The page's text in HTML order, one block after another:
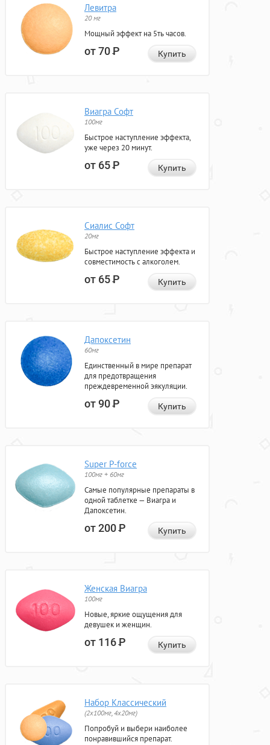
Левитра
20 мг
Мощный эффект на 5ть часов.
от 70Р Купить
Виагра Софт
100мг
Быстрое наступление эффекта,
уже через 20 минут.
от 65Р Купить
Сиалис Софт
20мг
Быстрое наступление эффекта и
совместимость с алкоголем.
от 65Р Купить
Дапоксетин
60мг
Единственный в мире препарат
для предотвращения
преждевременной эякуляции.
от 90Р Купить
Super P-force
100мг + 60мг
Самые популярные препараты в
одной таблетке — Виагра и
Дапоксетин.
от 200Р Купить
Женская Виагра
100мг
Новые, яркие ощущения для
девушек и женщин.
от 116Р Купить
Набор Классический
(2x100мг, 4x20мг)
Попробуй и выбери наиболее
понравившийся препарат.